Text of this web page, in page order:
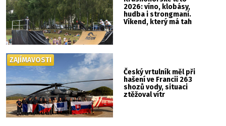
2026: víno, klobásy,
hudba i strongmani.
Víkend, který má tah
Český vrtulník měl při
hašení ve Francii 263
shozů vody, situaci
ztěžoval vítr
ZAJÍMAVOSTI